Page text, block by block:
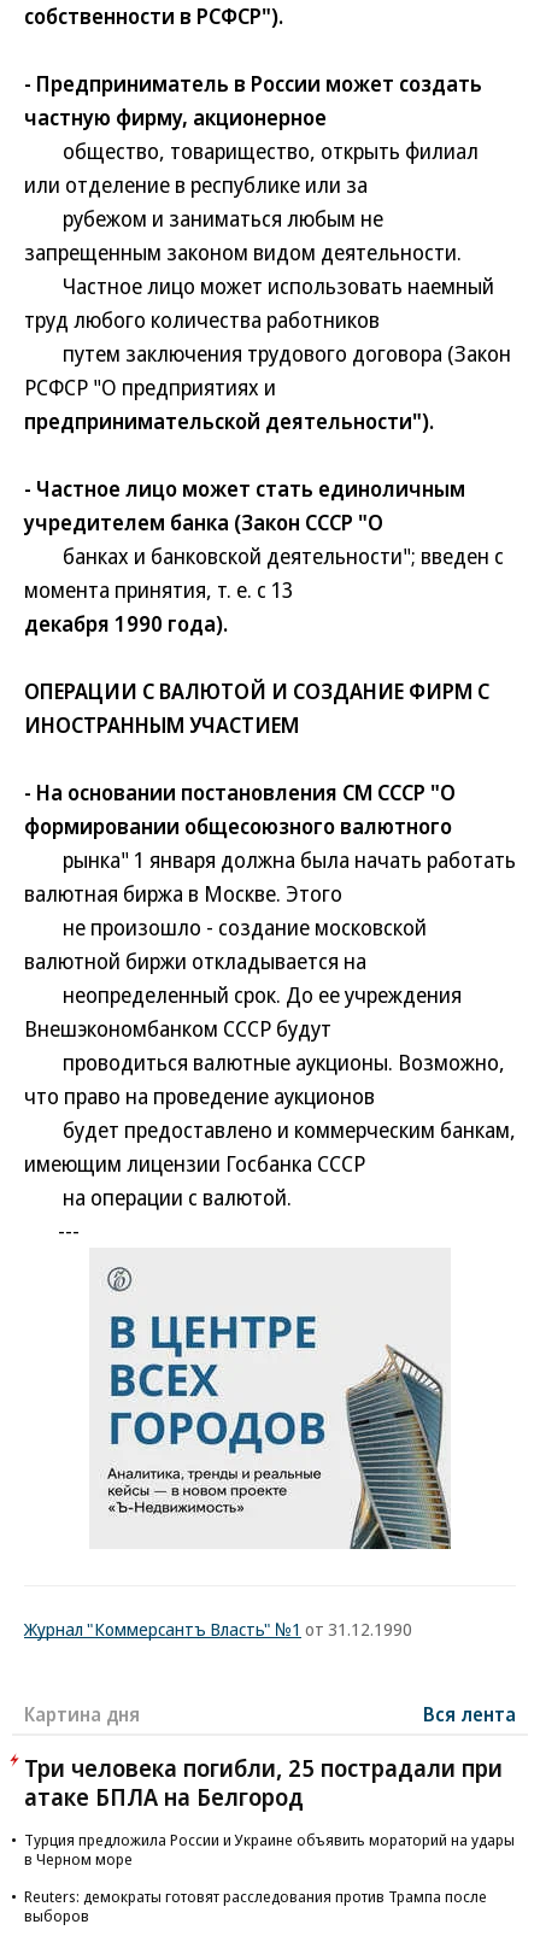
собственности в РСФСР").
- Предприниматель в России может создать
частную фирму, акционерное
общество, товарищество, открыть филиал
или отделение в республике или за
рубежом и заниматься любым не
запрещенным законом видом деятельности.
Частное лицо может использовать наемный
труд любого количества работников
путем заключения трудового договора (Закон
РСФСР "О предприятиях и
предпринимательской деятельности").
- Частное лицо может стать единоличным
учредителем банка (Закон СССР "О
банках и банковской деятельности"; введен с
момента принятия, т. е. с 13
декабря 1990 года).
ОПЕРАЦИИ С ВАЛЮТОЙ И СОЗДАНИЕ ФИРМ С
ИНОСТРАННЫМ УЧАСТИЕМ
- На основании постановления СМ СССР "О
формировании общесоюзного валютного
рынка" 1 января должна была начать работать
валютная биржа в Москве. Этого
не произошло - создание московской
валютной биржи откладывается на
неопределенный срок. До ее учреждения
Внешэкономбанком СССР будут
проводиться валютные аукционы. Возможно,
что право на проведение аукционов
будет предоставлено и коммерческим банкам,
имеющим лицензии Госбанка СССР
на операции с валютой.
---
Журнал "Коммерсантъ Власть" №1 от 31.12.1990
Картина дня Вся лента
Три человека погибли, 25 пострадали при
атаке БПЛА на Белгород
Турция предложила России и Украине объявить мораторий на удары
в Черном море
Reuters: демократы готовят расследования против Трампа после
выборов